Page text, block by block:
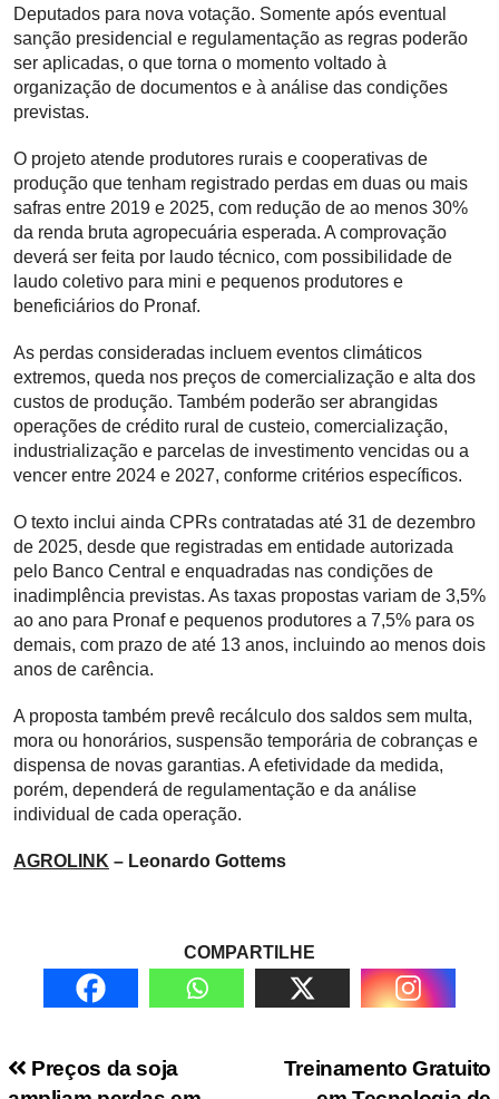
Deputados para nova votação. Somente após eventual
sanção presidencial e regulamentação as regras poderão
ser aplicadas, o que torna o momento voltado à
organização de documentos e à análise das condições
previstas.
O projeto atende produtores rurais e cooperativas de
produção que tenham registrado perdas em duas ou mais
safras entre 2019 e 2025, com redução de ao menos 30%
da renda bruta agropecuária esperada. A comprovação
deverá ser feita por laudo técnico, com possibilidade de
laudo coletivo para mini e pequenos produtores e
beneficiários do Pronaf.
As perdas consideradas incluem eventos climáticos
extremos, queda nos preços de comercialização e alta dos
custos de produção. Também poderão ser abrangidas
operações de crédito rural de custeio, comercialização,
industrialização e parcelas de investimento vencidas ou a
vencer entre 2024 e 2027, conforme critérios específicos.
O texto inclui ainda CPRs contratadas até 31 de dezembro
de 2025, desde que registradas em entidade autorizada
pelo Banco Central e enquadradas nas condições de
inadimplência previstas. As taxas propostas variam de 3,5%
ao ano para Pronaf e pequenos produtores a 7,5% para os
demais, com prazo de até 13 anos, incluindo ao menos dois
anos de carência.
A proposta também prevê recálculo dos saldos sem multa,
mora ou honorários, suspensão temporária de cobranças e
dispensa de novas garantias. A efetividade da medida,
porém, dependerá de regulamentação e da análise
individual de cada operação.
AGROLINK – Leonardo Gottems
COMPARTILHE
Navegação de PostTreinamento Gratuito
Preços da soja